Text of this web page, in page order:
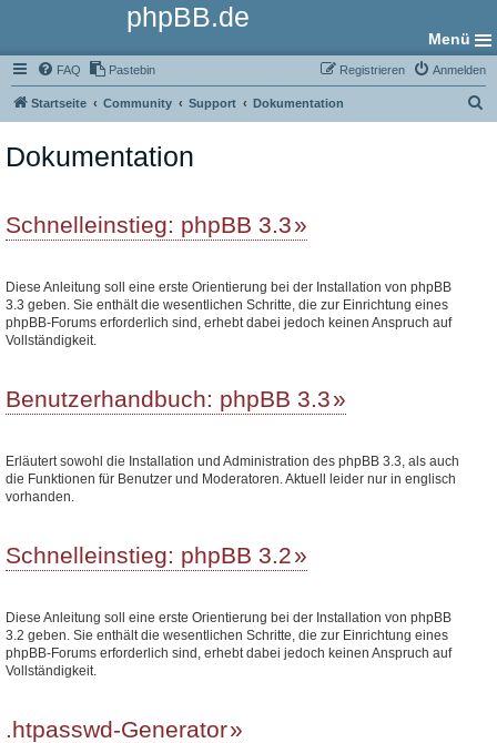
phpBB.de
Menü
FAQ Pastebin Anmelden
Registrieren
Startseite Community Support Dokumentation
Dokumentation
Schnelleinstieg: phpBB 3.3
Diese Anleitung soll eine erste Orientierung bei der Installation von phpBB
3.3 geben. Sie enthält die wesentlichen Schritte, die zur Einrichtung eines
phpBB-Forums erforderlich sind, erhebt dabei jedoch keinen Anspruch auf
Vollständigkeit.
Benutzerhandbuch: phpBB 3.3
Erläutert sowohl die Installation und Administration des phpBB 3.3, als auch
die Funktionen für Benutzer und Moderatoren. Aktuell leider nur in englisch
vorhanden.
Schnelleinstieg: phpBB 3.2
Diese Anleitung soll eine erste Orientierung bei der Installation von phpBB
3.2 geben. Sie enthält die wesentlichen Schritte, die zur Einrichtung eines
phpBB-Forums erforderlich sind, erhebt dabei jedoch keinen Anspruch auf
Vollständigkeit.
.htpasswd-Generator